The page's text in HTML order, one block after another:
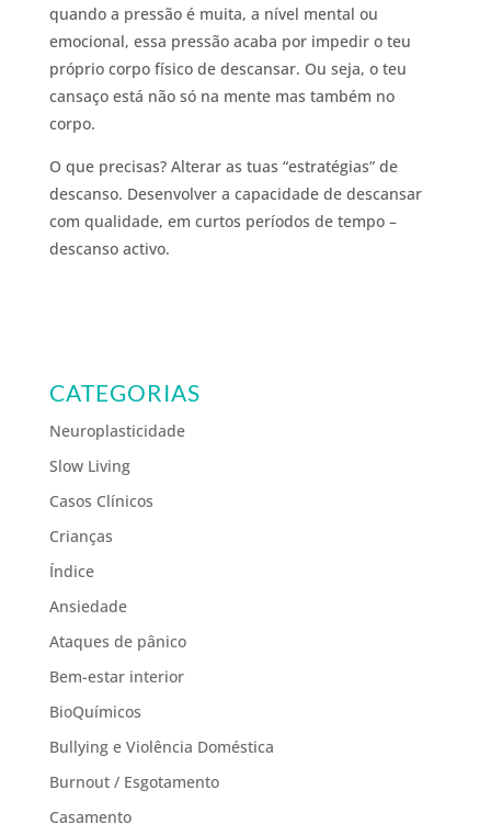
quando a pressão é muita, a nível mental ou
emocional, essa pressão acaba por impedir o teu
próprio corpo físico de descansar. Ou seja, o teu
cansaço está não só na mente mas também no
corpo.
O que precisas? Alterar as tuas “estratégias” de
descanso. Desenvolver a capacidade de descansar
com qualidade, em curtos períodos de tempo –
descanso activo.
CATEGORIAS
Neuroplasticidade
Slow Living
Casos Clínicos
Crianças
Índice
Ansiedade
Ataques de pânico
Bem-estar interior
BioQuímicos
Bullying e Violência Doméstica
Burnout / Esgotamento
Casamento